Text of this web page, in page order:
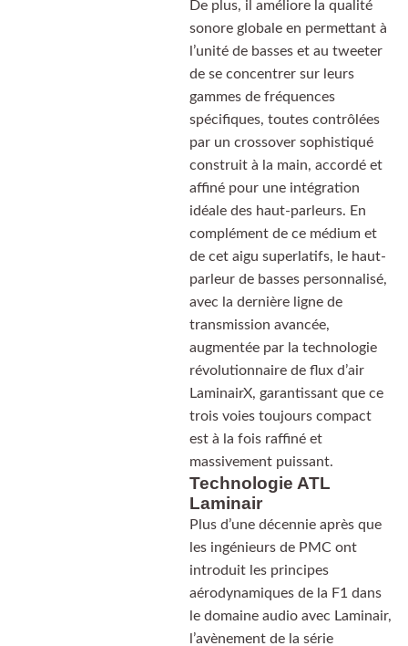
De plus, il améliore la qualité
sonore globale en permettant à
l’unité de basses et au tweeter
de se concentrer sur leurs
gammes de fréquences
spécifiques, toutes contrôlées
par un crossover sophistiqué
construit à la main, accordé et
affiné pour une intégration
idéale des haut-parleurs. En
complément de ce médium et
de cet aigu superlatifs, le haut-
parleur de basses personnalisé,
avec la dernière ligne de
transmission avancée,
augmentée par la technologie
révolutionnaire de flux d’air
LaminairX, garantissant que ce
trois voies toujours compact
est à la fois raffiné et
massivement puissant.
Technologie ATL
Laminair
Plus d’une décennie après que
les ingénieurs de PMC ont
introduit les principes
aérodynamiques de la F1 dans
le domaine audio avec Laminair,
l’avènement de la série